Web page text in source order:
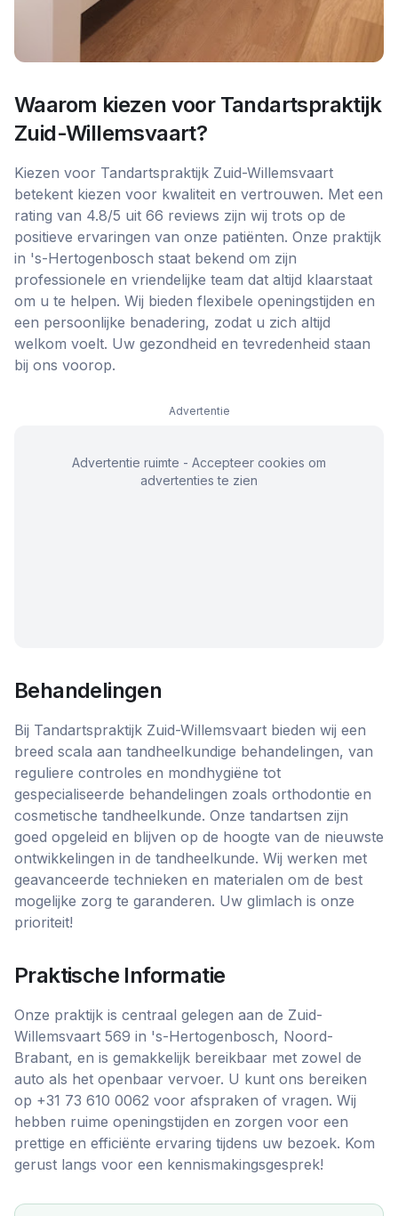
Waarom kiezen voor Tandartspraktijk
Zuid-Willemsvaart?
Kiezen voor Tandartspraktijk Zuid-Willemsvaart
betekent kiezen voor kwaliteit en vertrouwen. Met een
rating van 4.8/5 uit 66 reviews zijn wij trots op de
positieve ervaringen van onze patiënten. Onze praktijk
in 's-Hertogenbosch staat bekend om zijn
professionele en vriendelijke team dat altijd klaarstaat
om u te helpen. Wij bieden flexibele openingstijden en
een persoonlijke benadering, zodat u zich altijd
welkom voelt. Uw gezondheid en tevredenheid staan
bij ons voorop.
Advertentie
Advertentie ruimte - Accepteer cookies om
advertenties te zien
Behandelingen
Bij Tandartspraktijk Zuid-Willemsvaart bieden wij een
breed scala aan tandheelkundige behandelingen, van
reguliere controles en mondhygiëne tot
gespecialiseerde behandelingen zoals orthodontie en
cosmetische tandheelkunde. Onze tandartsen zijn
goed opgeleid en blijven op de hoogte van de nieuwste
ontwikkelingen in de tandheelkunde. Wij werken met
geavanceerde technieken en materialen om de best
mogelijke zorg te garanderen. Uw glimlach is onze
prioriteit!
Praktische Informatie
Onze praktijk is centraal gelegen aan de Zuid-
Willemsvaart 569 in 's-Hertogenbosch, Noord-
Brabant, en is gemakkelijk bereikbaar met zowel de
auto als het openbaar vervoer. U kunt ons bereiken
op +31 73 610 0062 voor afspraken of vragen. Wij
hebben ruime openingstijden en zorgen voor een
prettige en efficiënte ervaring tijdens uw bezoek. Kom
gerust langs voor een kennismakingsgesprek!